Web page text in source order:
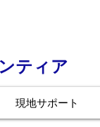
ティア
現地サポート